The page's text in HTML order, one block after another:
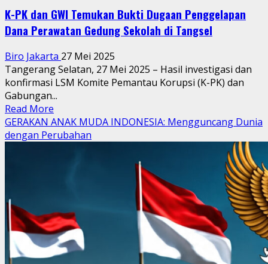
K-PK dan GWI Temukan Bukti Dugaan Penggelapan
Dana Perawatan Gedung Sekolah di Tangsel
Biro Jakarta 27 Mei 2025
Tangerang Selatan, 27 Mei 2025 – Hasil investigasi dan
konfirmasi LSM Komite Pemantau Korupsi (K-PK) dan
Gabungan...
Read More
more
about
Bukti
Dugaan
Penggelapan
Dana
GERAKAN ANAK MUDA INDONESIA: Mengguncang Dunia
dengan Perubahan